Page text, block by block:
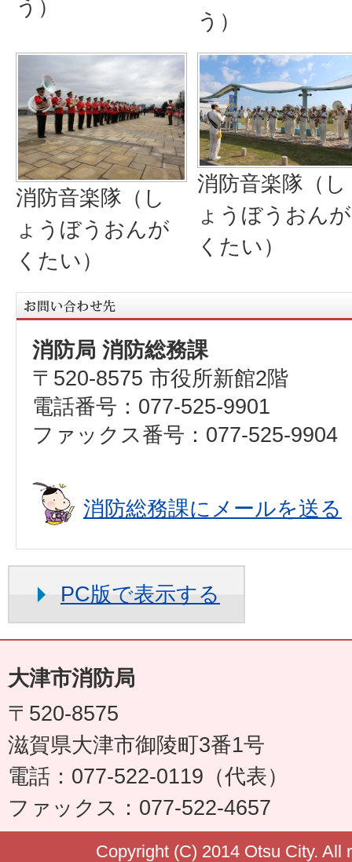
う）
う）
消防音楽隊（し
ょうぼうおんが
くたい）
消防音楽隊（し
ょうぼうおんが
くたい）
消防局 消防総務課
〒520-8575 市役所新館2階
電話番号：077-525-9901
ファックス番号：077-525-9904
消防総務課にメールを送る
PC版で表示する
大津市消防局
〒520-8575
滋賀県大津市御陵町3番1号
電話：077-522-0119（代表）
ファックス：077-522-4657
Copyright (C) 2014 Otsu City. All